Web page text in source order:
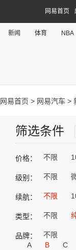
网易首页
新闻 体育 NBA
网易首页 > 网易汽车 >
筛选条件
价格： 不限
级别： 不限
续航： 不限
类型： 不限
品牌：
不限
A
B C